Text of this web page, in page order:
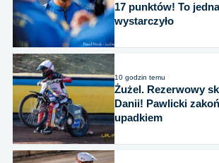
17 punktów! To
wystarczyło
10 godzin temu
Żużel. Rezerwowy
Danii! Pawlicki
upadkiem